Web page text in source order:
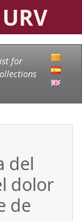
for
del
dolor
de